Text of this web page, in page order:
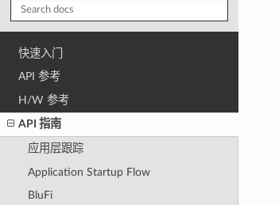
快速入门
API 参考
H/W 参考
API 指南
应用层跟踪
Application Startup Flow
BluFi